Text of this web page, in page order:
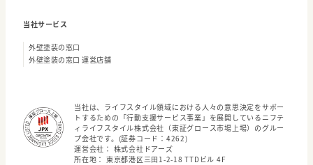
当社サービス
外壁塗装の窓口
外壁塗装の窓口 運営店舗
当社は、ライフスタイル領域における人々の意思決定をサポー
トするための「行動支援サービス事業」を展開しているニフテ
ィライフスタイル株式会社（東証グロース市場上場）のグルー
プ会社です。(証券コード：4262)
運営会社： 株式会社ドアーズ
所在地： 東京都港区三田1-2-18 TTDビル 4F